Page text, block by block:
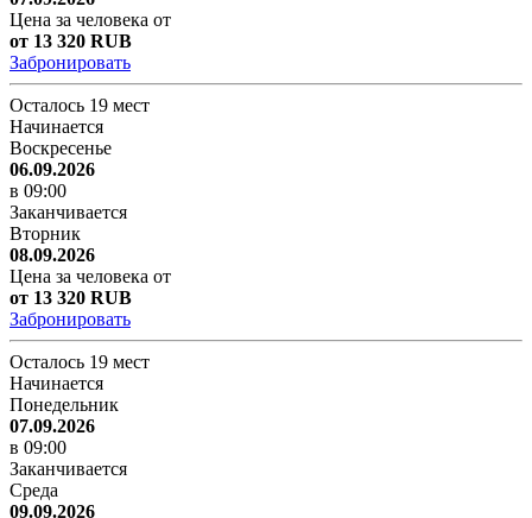
Цена за человека от
от 13 320 RUB
Забронировать
Осталось 19 мест
Начинается
Воскресенье
06.09.2026
в 09:00
Заканчивается
Вторник
08.09.2026
Цена за человека от
от 13 320 RUB
Забронировать
Осталось 19 мест
Начинается
Понедельник
07.09.2026
в 09:00
Заканчивается
Среда
09.09.2026